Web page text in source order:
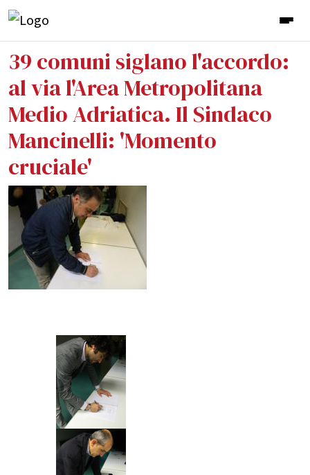
39 comuni siglano l'accordo:
al via l'Area Metropolitana
Medio Adriatica. Il Sindaco
Mancinelli: 'Momento
cruciale'